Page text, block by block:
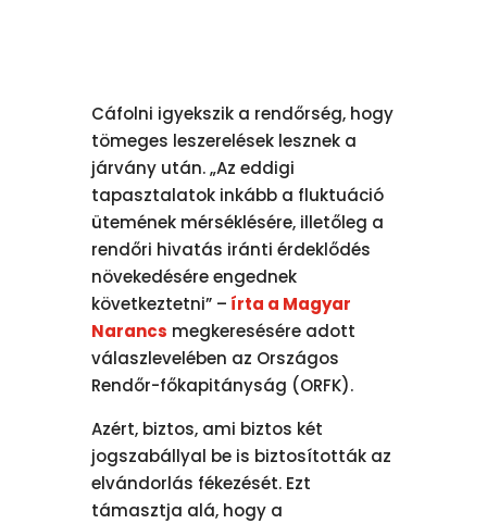
Cáfolni igyekszik a rendőrség, hogy
tömeges leszerelések lesznek a
járvány után. „Az eddigi
tapasztalatok inkább a fluktuáció
ütemének mérséklésére, illetőleg a
rendőri hivatás iránti érdeklődés
növekedésére engednek
következtetni” – írta a Magyar
Narancs megkeresésére adott
válaszlevelében az Országos
Rendőr-főkapitányság (ORFK).
Azért, biztos, ami biztos két
jogszabállyal be is biztosították az
elvándorlás fékezését. Ezt
támasztja alá, hogy a